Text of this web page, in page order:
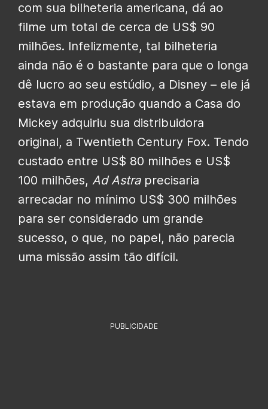
com sua bilheteria americana, dá ao
filme um total de cerca de US$ 90
milhões. Infelizmente, tal bilheteria
ainda não é o bastante para que o longa
dê lucro ao seu estúdio, a Disney – ele já
estava em produção quando a Casa do
Mickey adquiriu sua distribuidora
original, a Twentieth Century Fox. Tendo
custado entre US$ 80 milhões e US$
100 milhões, Ad Astraprecisaria
arrecadar no mínimo US$ 300 milhões
para ser considerado um grande
sucesso, o que, no papel, não parecia
uma missão assim tão difícil.
PUBLICIDADE